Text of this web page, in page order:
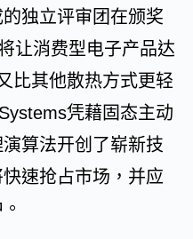
独立评审团在颁奖
让消费型电子产品达
比其他散热方式更轻
凭藉固态主动
算法开创了崭新技
速抢占市场，并应